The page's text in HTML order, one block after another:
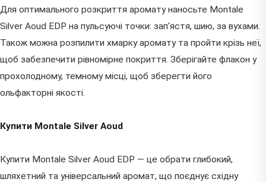
Для оптимального розкриття аромату наносьте Montale
Silver Aoud EDP на пульсуючі точки: зап'ястя, шию, за вухами.
Також можна розпилити хмарку аромату та пройти крізь неї,
щоб забезпечити рівномірне покриття. Зберігайте флакон у
прохолодному, темному місці, щоб зберегти його
ольфакторні якості.
Купити Montale Silver Aoud
Купити Montale Silver Aoud EDP — це обрати глибокий,
шляхетний та універсальний аромат, що поєднує східну